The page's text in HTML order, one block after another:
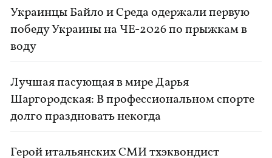
Украинцы Байло и Среда одержали первую
победу Украины на ЧЕ-2026 по прыжкам в
воду
Лучшая пасующая в мире Дарья
Шаргородская: В профессиональном спорте
долго праздновать некогда
Герой итальянских СМИ тхэквондист